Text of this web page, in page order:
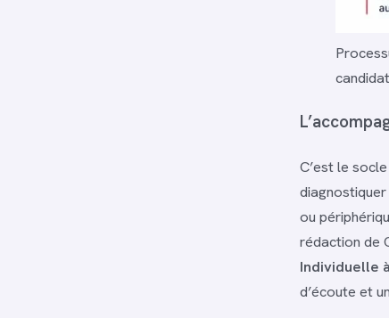
C’est le
ou
rédaction de
Individuelle
d’écoute et